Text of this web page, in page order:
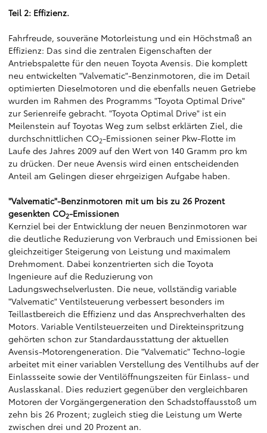
Teil 2: Effizienz.
Fahrfreude, souveräne Motorleistung und ein Höchstmaß an
Effizienz: Das sind die zentralen Eigenschaften der
Antriebspalette für den neuen Toyota Avensis. Die komplett
neu entwickelten "Valvematic"-Benzinmotoren, die im Detail
optimierten Dieselmotoren und die ebenfalls neuen Getriebe
wurden im Rahmen des Programms "Toyota Optimal Drive"
zur Serienreife gebracht. "Toyota Optimal Drive" ist ein
Meilenstein auf Toyotas Weg zum selbst erklärten Ziel, die
durchschnittlichen CO2-Emissionen seiner Pkw-Flotte im
Laufe des Jahres 2009 auf den Wert von 140 Gramm pro km
zu drücken. Der neue Avensis wird einen entscheidenden
Anteil am Gelingen dieser ehrgeizigen Aufgabe haben.
"Valvematic"-Benzinmotoren mit um bis zu 26 Prozent
gesenkten CO2-Emissionen
Kernziel bei der Entwicklung der neuen Benzinmotoren war
die deutliche Reduzierung von Verbrauch und Emissionen bei
gleichzeitiger Steigerung von Leistung und maximalem
Drehmoment. Dabei konzentrierten sich die Toyota
Ingenieure auf die Reduzierung von
Ladungswechselverlusten. Die neue, vollständig variable
"Valvematic" Ventilsteuerung verbessert besonders im
Teillastbereich die Effizienz und das Ansprechverhalten des
Motors. Variable Ventilsteuerzeiten und Direkteinspritzung
gehörten schon zur Standardausstattung der aktuellen
Avensis-Motorengeneration. Die "Valvematic" Techno-logie
arbeitet mit einer variablen Verstellung des Ventilhubs auf der
Einlassseite sowie der Ventilöffnungszeiten für Einlass- und
Auslasskanal. Dies reduziert gegenüber den vergleichbaren
Motoren der Vorgängergeneration den Schadstoffausstoß um
zehn bis 26 Prozent; zugleich stieg die Leistung um Werte
zwischen drei und 20 Prozent an.